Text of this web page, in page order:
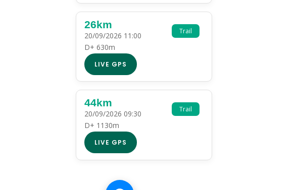
Trail
26km
20/09/2026 11:00
D+ 630m
LIVE GPS
Trail
44km
20/09/2026 09:30
D+ 1130m
LIVE GPS